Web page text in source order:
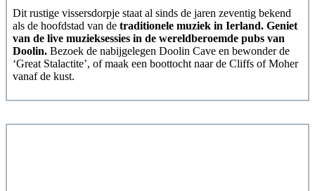
Dit rustige vissersdorpje staat al sinds de jaren zeventig bekend
als de hoofdstad van de traditionele muziek in Ierland. Geniet
van de live muzieksessies in de wereldberoemde pubs van
Doolin. Bezoek de nabijgelegen Doolin Cave en bewonder de
‘Great Stalactite’, of maak een boottocht naar de Cliffs of Moher
vanaf de kust.